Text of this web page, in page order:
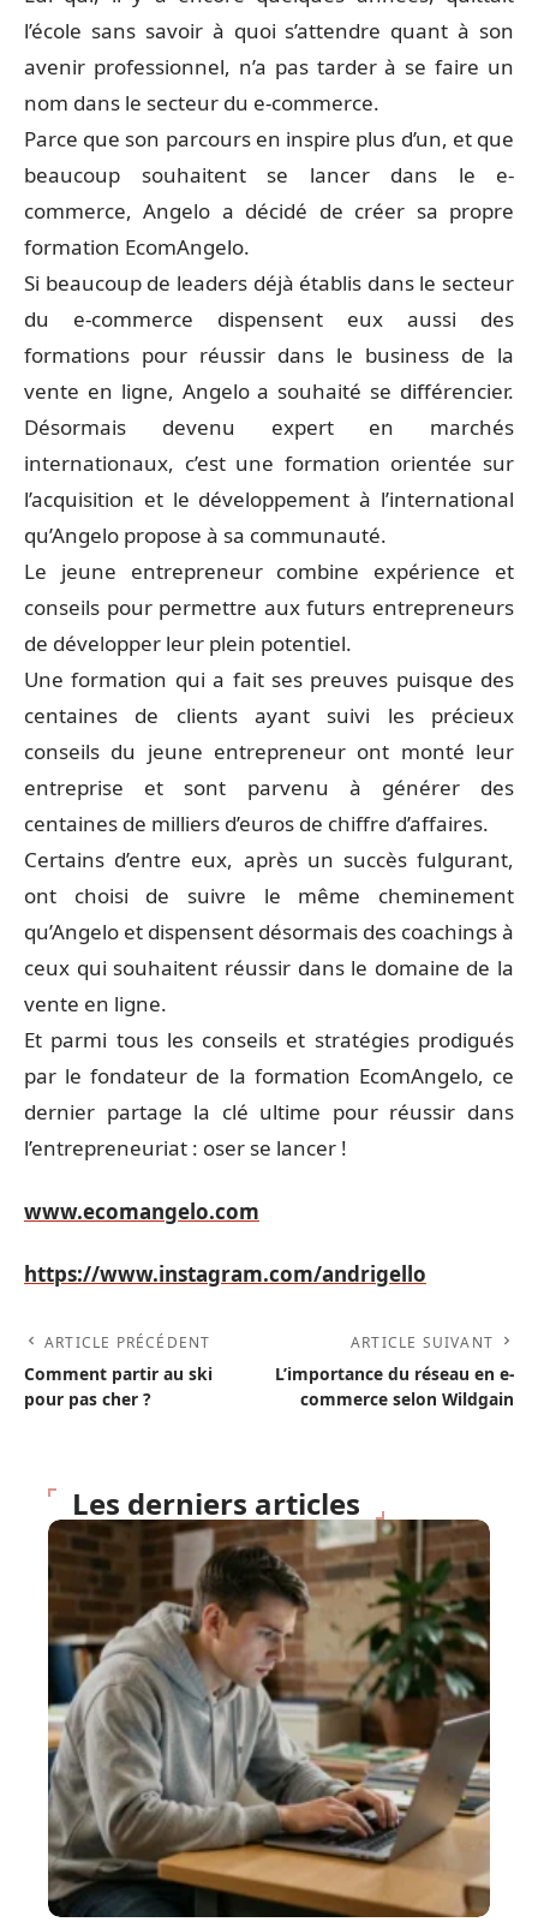
l’école sans savoir à quoi s’attendre quant à son
avenir professionnel, n’a pas tarder à se faire un
nom dans le secteur du e-commerce.
Parce que son parcours en inspire plus d’un, et que
beaucoup souhaitent se lancer dans le e-
commerce, Angelo a décidé de créer sa propre
formation EcomAngelo.
Si beaucoup de leaders déjà établis dans le secteur
du e-commerce dispensent eux aussi des
formations pour réussir dans le business de la
vente en ligne, Angelo a souhaité se différencier.
Désormais devenu expert en marchés
internationaux, c’est une formation orientée sur
l’acquisition et le développement à l’international
qu’Angelo propose à sa communauté.
Le jeune entrepreneur combine expérience et
conseils pour permettre aux futurs entrepreneurs
de développer leur plein potentiel.
Une formation qui a fait ses preuves puisque des
centaines de clients ayant suivi les précieux
conseils du jeune entrepreneur ont monté leur
entreprise et sont parvenu à générer des
centaines de milliers d’euros de chiffre d’affaires.
Certains d’entre eux, après un succès fulgurant,
ont choisi de suivre le même cheminement
qu’Angelo et dispensent désormais des coachings à
ceux qui souhaitent réussir dans le domaine de la
vente en ligne.
Et parmi tous les conseils et stratégies prodigués
par le fondateur de la formation EcomAngelo, ce
dernier partage la clé ultime pour réussir dans
l’entrepreneuriat : oser se lancer !
www.ecomangelo.com
https://www.instagram.com/andrigello
ARTICLE PRÉCÉDENT
Comment partir au ski
pour pas cher ?
ARTICLE SUIVANT
L’importance du réseau en e-
commerce selon Wildgain
Les derniers articles